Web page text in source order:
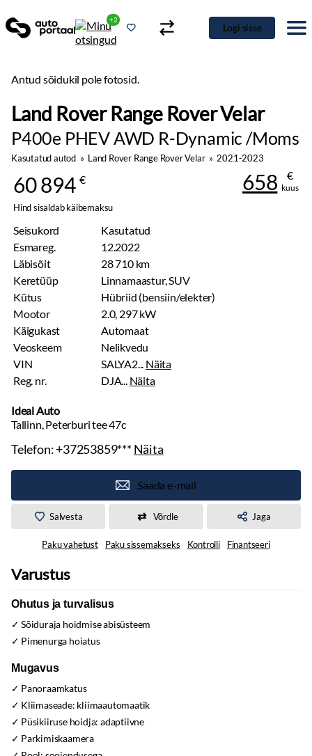
+2
Logi sisse
Antud sõidukil pole fotosid.
Land Rover Range Rover Velar
P400e PHEV AWD R-Dynamic /Moms
Kasutatud autod » Land Rover Range Rover Velar» 2021-2023
60 894 € 658 €
kuus
Hind sisaldab käibemaksu
Seisukord
Kasutatud
Esmareg.
12.2022
Läbisõit
28 710 km
Keretüüp
Linnamaastur, SUV
Kütus
Hübriid (bensiin/elekter)
Mootor
2.0, 297 kW
Käigukast
Automaat
Veoskeem
Nelikvedu
VIN
SALYA2... Näita
Reg. nr.
DJA... Näita
Ideal Auto
Tallinn, Peterburi tee 47c
Telefon:+37253859***Näita
Saada e-mail
Salvesta Võrdle Jaga
Paku vahetust Paku sissemakseks Kontrolli Finantseeri
Varustus
Ohutus ja turvalisus
Sõiduraja hoidmise abisüsteem
Pimenurga hoiatus
Mugavus
Panoraamkatus
Kliimaseade: kliimaautomaatik
Püsikiiruse hoidja: adaptiivne
Parkimiskaamera